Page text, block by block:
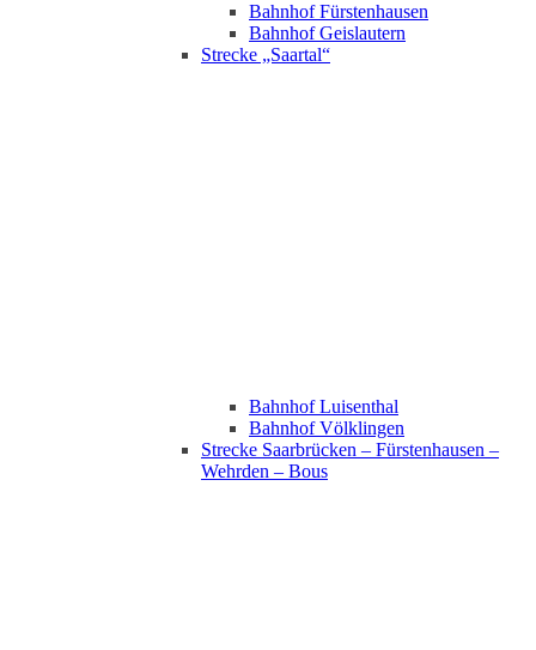
Bahnhof Fürstenhausen
Bahnhof Geislautern
Strecke „Saartal“
Bahnhof Luisenthal
Bahnhof Völklingen
Strecke Saarbrücken – Fürstenhausen –
Wehrden – Bous